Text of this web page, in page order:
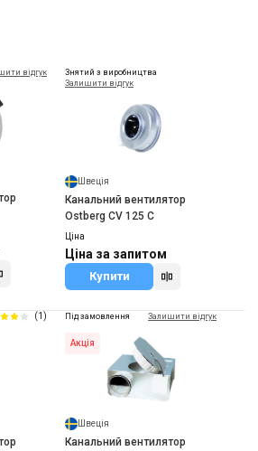
відгук
Знятий з виробництва
Залишити відгук
Швеція
Канальний вентилятор
Ostberg CV 125 C
Ціна
Ціна за запитом
Купити
(1) Під замовлення Залишити відгук
Акція
Швеція
Канальний вентилятор